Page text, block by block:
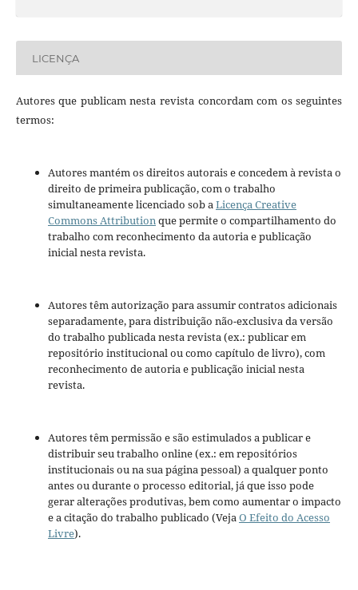
LICENÇA
Autores que publicam nesta revista concordam com os seguintes
termos:
Autores mantém os direitos autorais e concedem à revista o
direito de primeira publicação, com o trabalho
simultaneamente licenciado sob aLicença Creative
Commons Attributionque permite o compartilhamento do
trabalho com reconhecimento da autoria e publicação
inicial nesta revista.
Autores têm autorização para assumir contratos adicionais
separadamente, para distribuição não-exclusiva da versão
do trabalho publicada nesta revista (ex.: publicar em
repositório institucional ou como capítulo de livro), com
reconhecimento de autoria e publicação inicial nesta
revista.
Autores têm permissão e são estimulados a publicar e
distribuir seu trabalho online (ex.: em repositórios
institucionais ou na sua página pessoal) a qualquer ponto
antes ou durante o processo editorial, já que isso pode
gerar alterações produtivas, bem como aumentar o impacto
e a citação do trabalho publicado (VejaO Efeito do Acesso
Livre).